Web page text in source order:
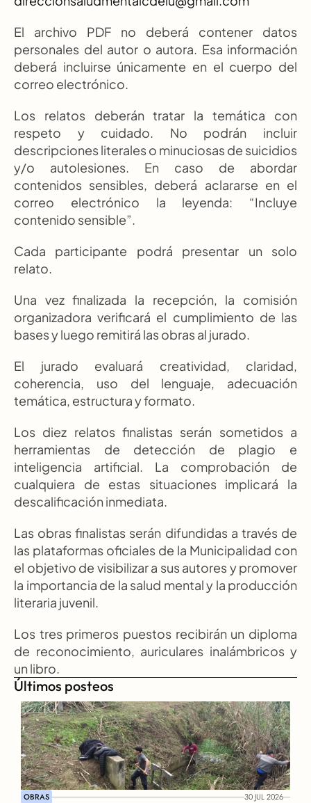
El archivo PDF no deberá contener datos
personales del autor o autora. Esa información
deberá incluirse únicamente en el cuerpo del
correo electrónico.
Los relatos deberán tratar la temática con
respeto y cuidado. No podrán incluir
descripciones literales o minuciosas de suicidios
y/o autolesiones. En caso de abordar
contenidos sensibles, deberá aclararse en el
correo electrónico la leyenda: “Incluye
contenido sensible”.
Cada participante podrá presentar un solo
relato.
Una vez finalizada la recepción, la comisión
organizadora verificará el cumplimiento de las
bases y luego remitirá las obras al jurado.
El jurado evaluará creatividad, claridad,
coherencia, uso del lenguaje, adecuación
temática, estructura y formato.
Los diez relatos finalistas serán sometidos a
herramientas de detección de plagio e
inteligencia artificial. La comprobación de
cualquiera de estas situaciones implicará la
descalificación inmediata.
Las obras finalistas serán difundidas a través de
las plataformas oficiales de la Municipalidad con
el objetivo de visibilizar a sus autores y promover
la importancia de la salud mental y la producción
literaria juvenil.
Los tres primeros puestos recibirán un diploma
de reconocimiento, auriculares inalámbricos y
un libro.
Últimos posteos
OBRAS 30 JUL 2026